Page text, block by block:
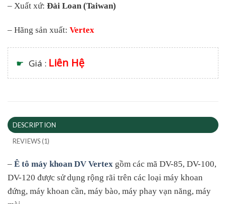
– Xuất xứ: Đài Loan (Taiwan)
– Hãng sản xuất: Vertex
☛ Giá : Liên Hệ
DESCRIPTION
REVIEWS (1)
– Ê tô máy khoan DV Vertex gồm các mã DV-85, DV-100,
DV-120 được sử dụng rộng rãi trên các loại máy khoan
đứng, máy khoan cần, máy bào, máy phay vạn năng, máy